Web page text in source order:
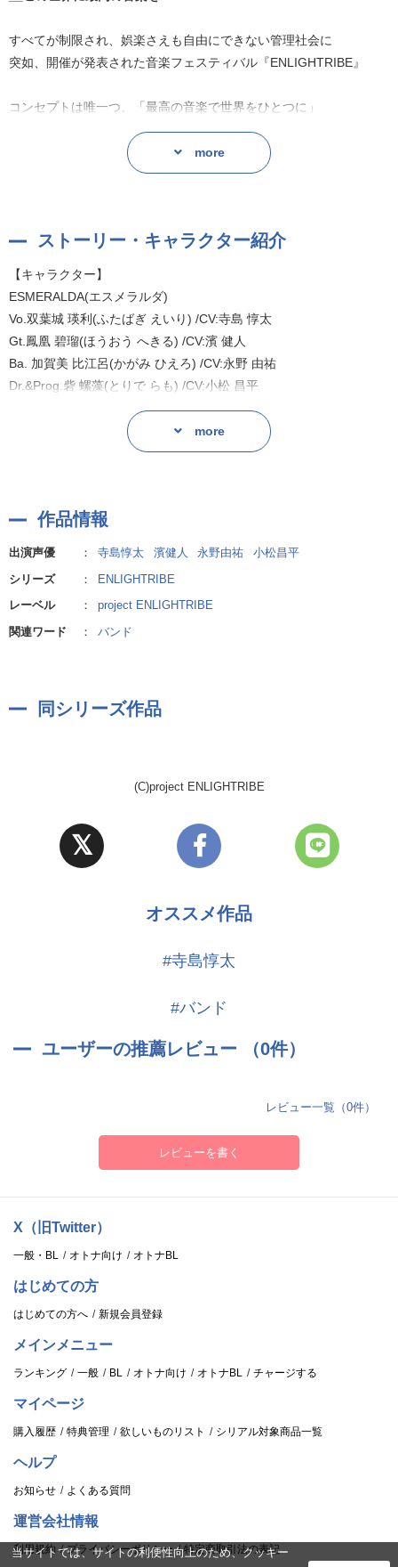
すべてが制限され、娯楽さえも自由にできない管理社会に
突如、開催が発表された音楽フェスティバル『ENLIGHTRIBE』
コンセプトは唯一つ、「最高の音楽で世界をひとつに」
すべてに恵まれた上級層によるバンド『ESMERALDA』
上級層に仕えながら二人の世界を歩む中級層の兄弟によるバンド
◆ドラマパート
【ストーリー】
恵まれた環境にいるESMERALDAのメンバーにとって、バンド活動
は趣味の範疇を超えるものではなかった。
彼らに取って、自らの閉塞感を埋める存在の音楽が、
あるきっかけを持って、ゆっくりとその意味を変える時が近づいて
more
ストーリー・キャラクター紹介
【キャラクター】
ESMERALDA(エスメラルダ)
Vo.双葉城 瑛利(ふたばぎ えいり) /CV:寺島 惇太
Gt.鳳凰 碧瑠(ほうおう へきる) /CV:濱 健人
Ba. 加賀美 比江呂(かがみ ひえろ) /CV:永野 由祐
Dr.&Prog.砦 螺藻(とりで らも) /CV:小松 昌平
more
作品情報
出演声優 ： 寺島惇太 濱健人 永野由祐
小松昌平
シリーズ
：
ENLIGHTRIBE
レーベル
：
project ENLIGHTRIBE
関連ワード
： バンド
同シリーズ作品
(C)project ENLIGHTRIBE
オススメ作品
#寺島惇太
#バンド
ユーザーの推薦レビュー （0件）
レビュー一覧（0件）
レビューを書く
X（旧Twitter）
一般・BL オトナ向け オトナBL
はじめての方
はじめての方へ 新規会員登録
メインメニュー
ランキング 一般 BL オトナ向け オトナBL チャージする
マイページ
購入履歴 特典管理 欲しいものリスト シリアル対象商品一覧
ヘルプ
お知らせ よくある質問
運営会社情報
利用規約 プライバシーポリシー 特定商取引法の表記
当サイトでは、サイトの利便性向上のため、クッキー